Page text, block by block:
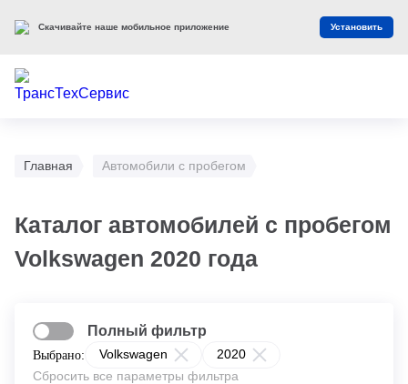
Главная Автомобили с пробегом
Каталог автомобилей с пробегом
Volkswagen 2020 года
Выбрано: Volkswagen
2020
Сбросить все параметры фильтра
Полный фильтр
Скачивайте наше мобильное приложение Установить